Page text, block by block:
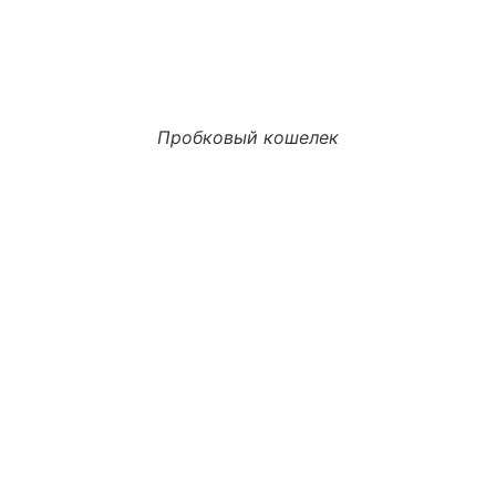
Пробковый кошелек